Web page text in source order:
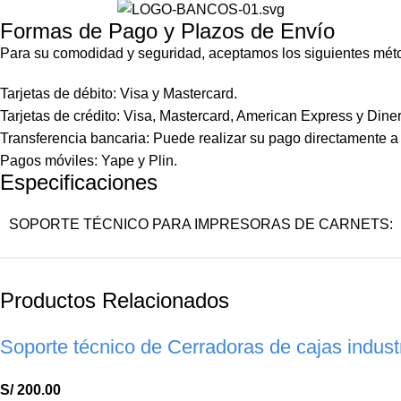
Formas de Pago y Plazos de Envío
Para su comodidad y seguridad, aceptamos los siguientes
Tarjetas de débito: Visa y Mastercard.
Tarjetas de crédito: Visa, Mastercard, American Express y
Transferencia bancaria: Puede realizar su pago directamente
Pagos móviles: Yape y Plin.
Especificaciones
SOPORTE TÉCNICO PARA IMPRESORAS DE CARNETS:
Productos Relacionados
Soporte técnico de Cerradoras de cajas
S/200.00